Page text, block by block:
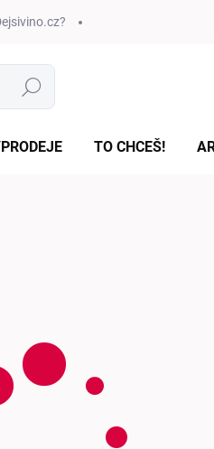
Hledat
TO CHCEŠ!